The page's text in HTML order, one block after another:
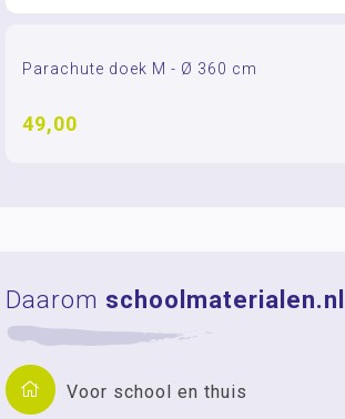
Parachute doek M - Ø 360 cm
49,00
Daarom schoolmaterialen.nl
Voor school en thuis